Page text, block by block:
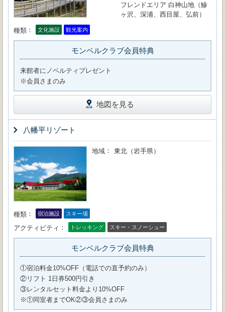
フレンドエリア 白神山地（鰺
ヶ沢、深浦、西目屋、弘前）
種類 文化施設 観光案内
モンベルクラブ会員特典
来館者にノベルティプレゼント
※会員さまのみ
地図を見る
八幡平リゾート
地域 東北（岩手県）
種類 宿泊施設 スキー場
アクティビティ トレッキング スキー・スノーシュー
モンベルクラブ会員特典
①宿泊料金10%OFF（電話での直予約のみ）
②リフト 1日券500円引き
③レンタルセット料金より10%OFF
※①同室者までOK②③会員さまのみ